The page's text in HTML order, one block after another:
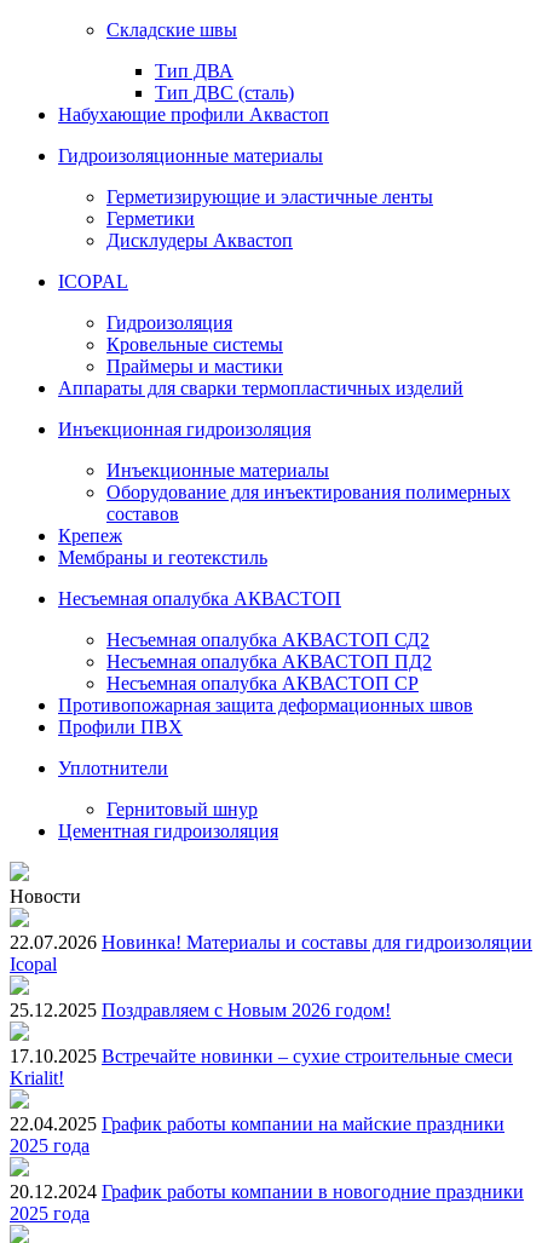
Складские швы
Тип ДВА
Тип ДВС (сталь)
Набухающие профили Аквастоп
Гидроизоляционные материалы
Герметизирующие и эластичные ленты
Герметики
Дисклудеры Аквастоп
ICOPAL
Гидроизоляция
Кровельные системы
Праймеры и мастики
Аппараты для сварки термопластичных изделий
Инъекционная гидроизоляция
Инъекционные материалы
Оборудование для инъектирования полимерных
составов
Крепеж
Мембраны и геотекстиль
Несъемная опалубка АКВАСТОП
Несъемная опалубка АКВАСТОП СД2
Несъемная опалубка АКВАСТОП ПД2
Несъемная опалубка АКВАСТОП СР
Противопожарная защита деформационных швов
Профили ПВХ
Уплотнители
Гернитовый шнур
Цементная гидроизоляция
Новости
22.07.2026 Новинка! Материалы и составы для гидроизоляции
Icopal
25.12.2025 Поздравляем с Новым 2026 годом!
17.10.2025 Встречайте новинки – сухие строительные смеси
Krialit!
22.04.2025 График работы компании на майские праздники
2025 года
20.12.2024 График работы компании в новогодние праздники
2025 года